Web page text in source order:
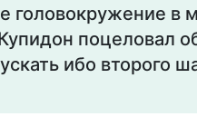
в
поцеловал
ибо второго